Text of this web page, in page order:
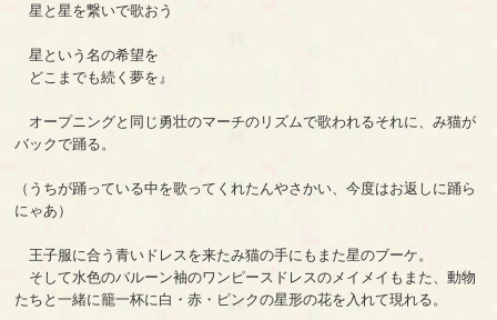
星と星を繋いで歌おう
星という名の希望を
どこまでも続く夢を』
オープニングと同じ勇壮のマーチのリズムで歌われるそれに、み猫が
バックで踊る。
（うちが踊っている中を歌ってくれたんやさかい、今度はお返しに踊ら
にゃあ）
王子服に合う青いドレスを来たみ猫の手にもまた星のブーケ。
そして水色のバルーン袖のワンピースドレスのメイメイもまた、動物
たちと一緒に籠一杯に白・赤・ピンクの星形の花を入れて現れる。